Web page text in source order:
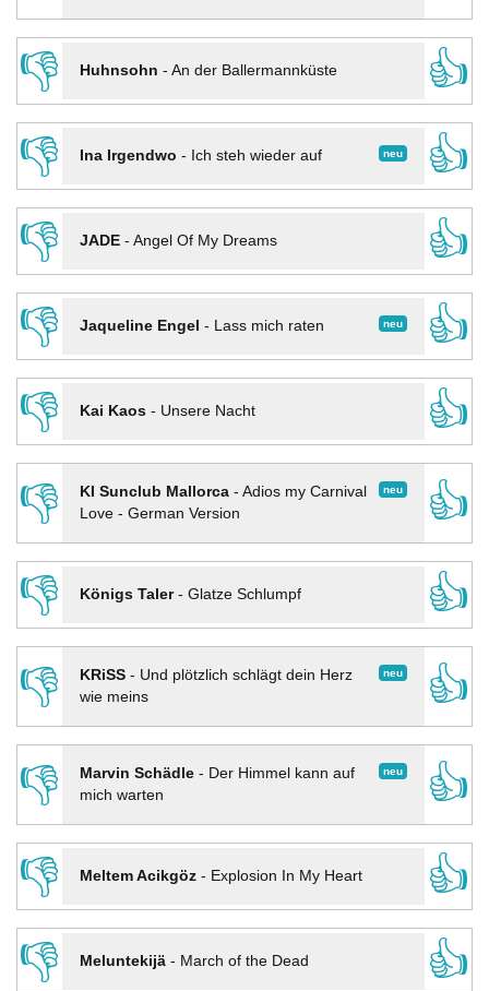
👎
Huhnsohn - An der Ballermannküste
👍
👎
neu
Ina Irgendwo - Ich steh wieder auf
👍
👎
JADE- Angel Of My Dreams
👍
👎
neu
Jaqueline Engel - Lass mich raten
👍
👎
Kai Kaos- Unsere Nacht
👍
👎
neu
KI Sunclub Mallorca- Adios my Carnival
Love - German Version
👍
👎
Königs Taler- Glatze Schlumpf
👍
👎
neu
KRiSS- Und plötzlich schlägt dein Herz
wie meins
👍
👎 neu
Marvin Schädle- Der Himmel kann auf
mich warten
👍
👎
Meltem Acikgöz- Explosion In My Heart
👍
👎
Meluntekijä- March of the Dead
👍